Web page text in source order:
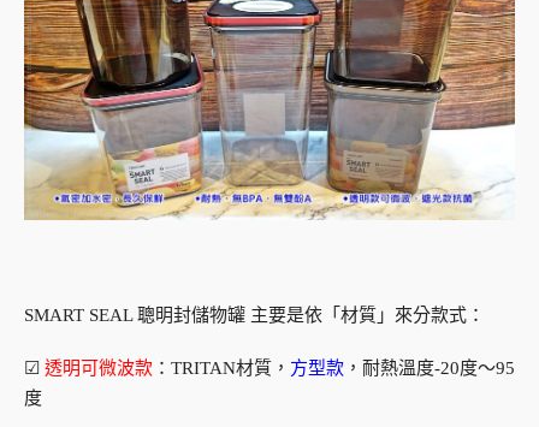
SMART SEAL 聰明封儲物罐 主要是依「材質」來分款式：
☑ 透明可微波款 ：TRITAN材質， 方型款 ，耐熱溫度-20度～95
度